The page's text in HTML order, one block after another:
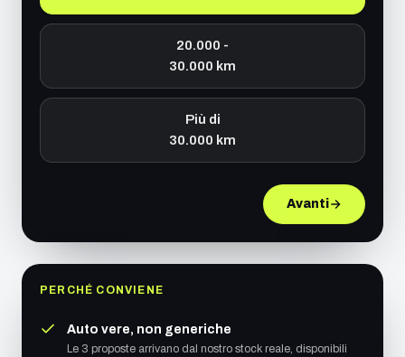
20.000 -
30.000 km
Più di
30.000 km
Avanti
PERCHÉ CONVIENE
Auto vere, non generiche
Le 3 proposte arrivano dal nostro stock reale, disponibili